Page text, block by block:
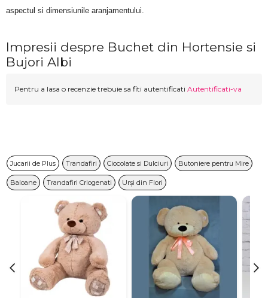
aspectul si dimensiunile aranjamentului.
Impresii despre Buchet din Hortensie si
Bujori Albi
Pentru a lasa o recenzie trebuie sa fiti autentificati Autentificati-va
Jucarii de Plus Trandafiri Ciocolate si Dulciuri Butoniere pentru Mire
Baloane Trandafiri Criogenati Urși din Flori